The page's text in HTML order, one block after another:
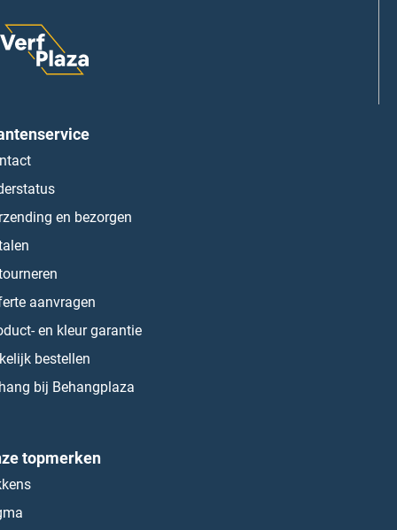
en bezorgen
aanvragen
en kleur garantie
bestellen
bij Behangplaza
topmerken